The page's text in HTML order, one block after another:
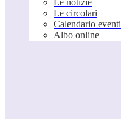
Le notizie
Le circolari
Calendario eventi
Albo online